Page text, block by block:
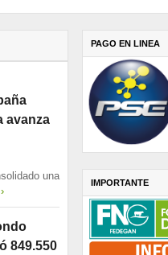
avanza
una
849.550
PAGO EN LINEA
IMPORTANTE